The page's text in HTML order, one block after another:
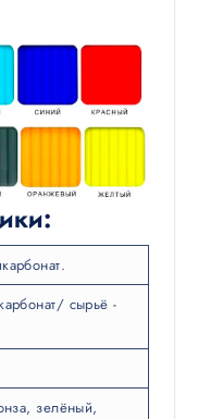
сырьё -
зелёный,